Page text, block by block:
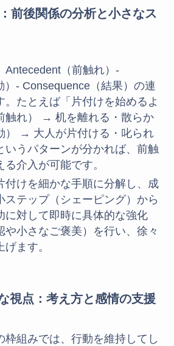
前後関係の分析と小さなス
Antecedent（前触れ）-
）- Consequence（結果）の連
。たとえば「片付けを始めるよ
触れ） → 机を離れる・散らか
） → 大人が片付ける・叱られ
いうパターンが分かれば、前触
介入が可能です。
付けを細かな手順に分解し、成
ステップ（シェーピング）から
に対して即時に具体的な強化
や小さなご褒美）を行い、徐々
ます。
視点：考え方と感情の支援
枠組みでは、行動を維持してし